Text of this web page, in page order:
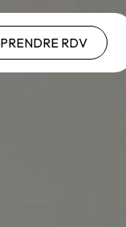
PRENDRE RDV